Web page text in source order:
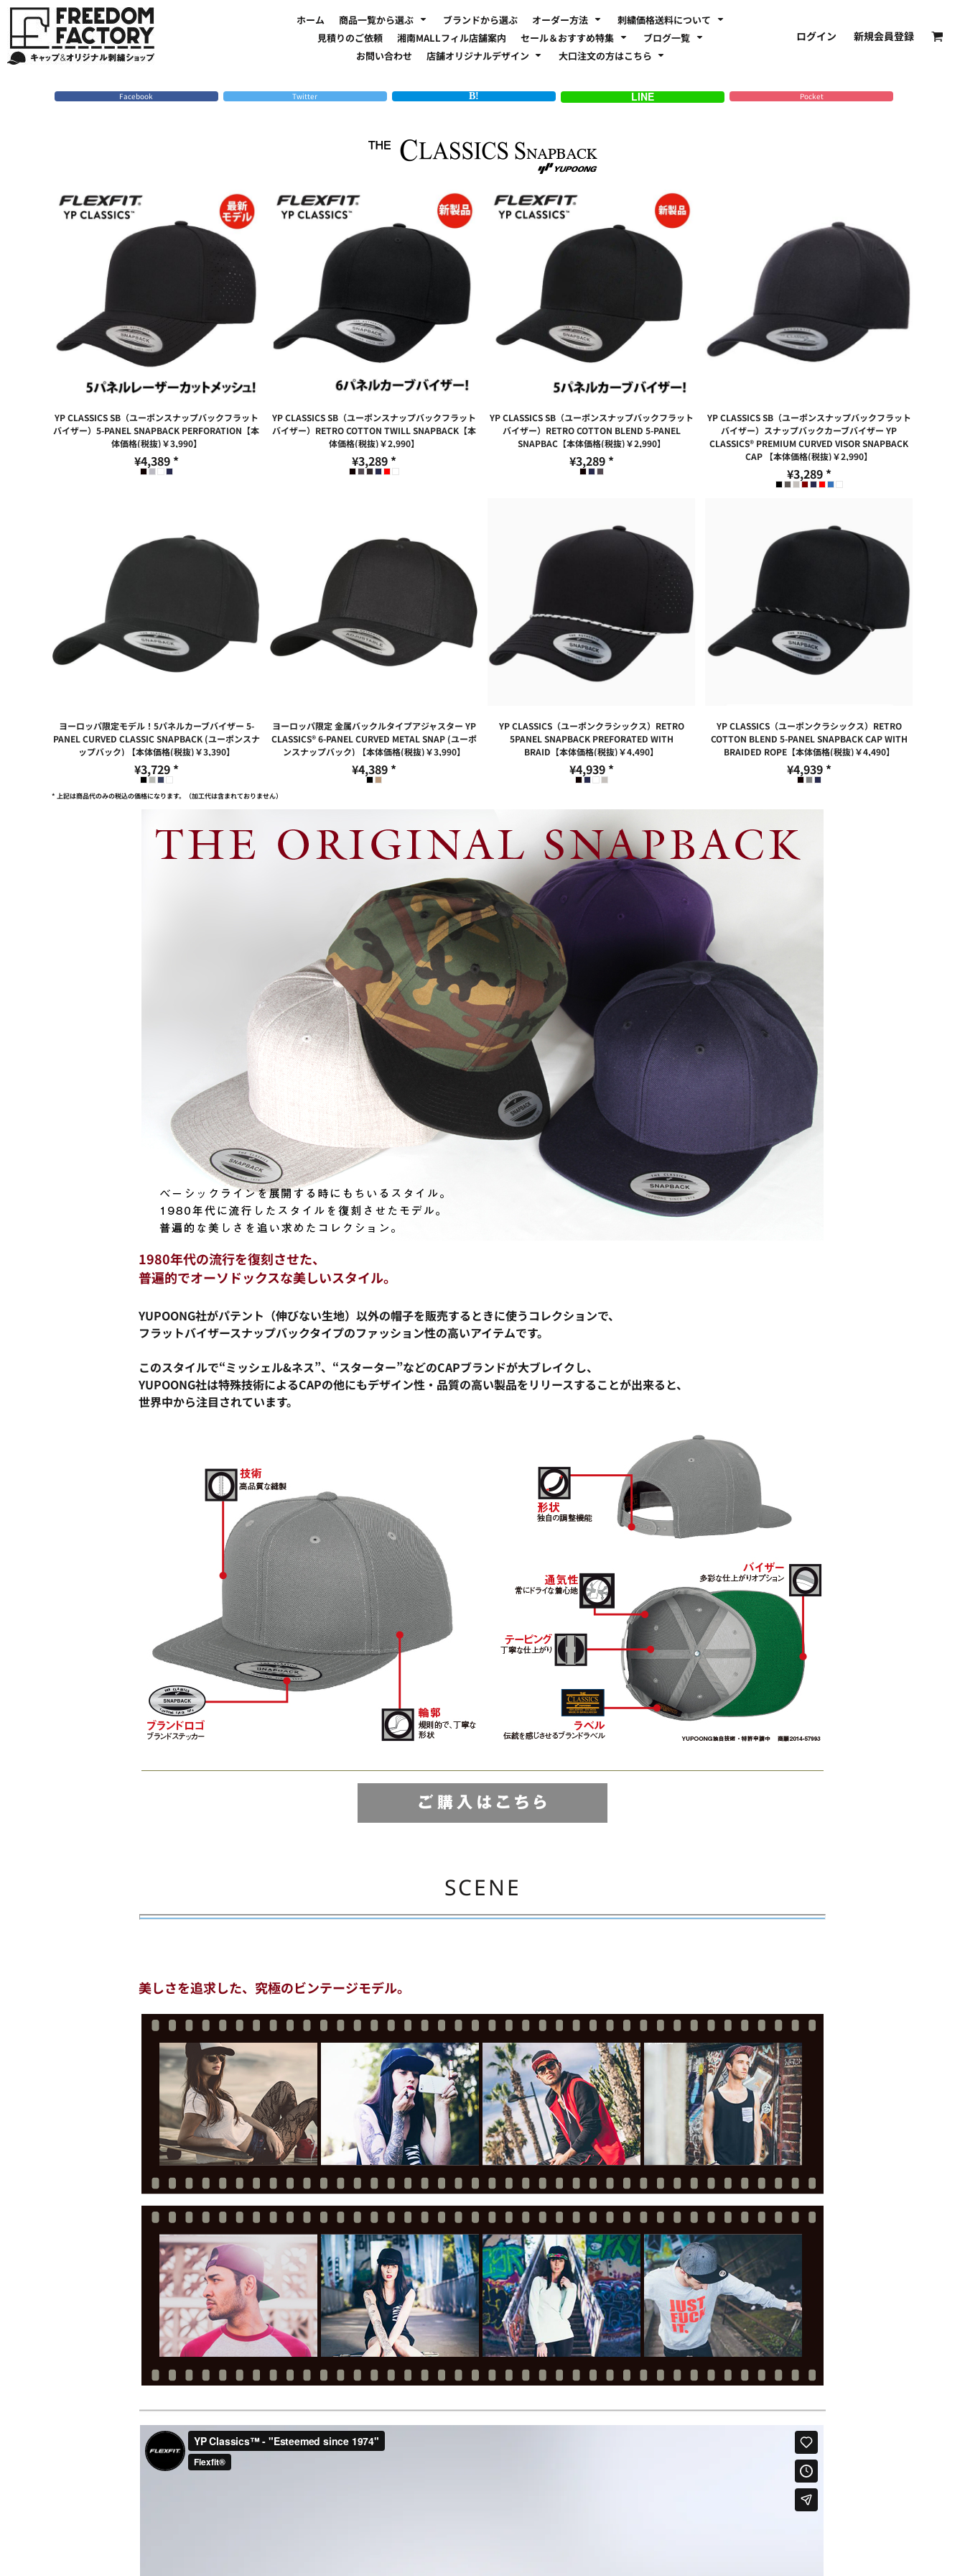
ホーム 商品一覧から選ぶ ブランドから選ぶ オーダー方法
刺繍価格送料について
見積りのご依頼
湘南MALLフィル店舗案内 セール＆おすすめ特集
ブログ一覧
お問い合わせ
店舗オリジナルデザイン 大口注文の方はこちら
ログイン 新規会員登録
Facebook Twitter Pocket
YP CLASSICS SB（ユーポンスナップバックフラット
バイザー）5-PANEL SNAPBACK PERFORATION【本
体価格(税抜)￥3,990】
¥4,389 *
YP CLASSICS SB（ユーポンスナップバックフラット
バイザー）RETRO COTTON TWILL SNAPBACK【本
体価格(税抜)￥2,990】
¥3,289 *
YP CLASSICS SB（ユーポンスナップバックフラット
バイザー）RETRO COTTON BLEND 5-PANEL
SNAPBAC【本体価格(税抜)￥2,990】
¥3,289 *
YP CLASSICS SB（ユーポンスナップバックフラット
バイザー）スナップバックカーブバイザー YP
CLASSICS® PREMIUM CURVED VISOR SNAPBACK
CAP 【本体価格(税抜)￥2,990】
¥3,289 *
ヨーロッパ限定モデル！5パネルカーブバイザー 5-
PANEL CURVED CLASSIC SNAPBACK (ユーポンスナ
ップバック) 【本体価格(税抜)￥3,390】
¥3,729 *
ヨーロッパ限定 金属バックルタイプアジャスター YP
CLASSICS® 6-PANEL CURVED METAL SNAP (ユーポ
ンスナップバック) 【本体価格(税抜)￥3,990】
¥4,389 *
YP CLASSICS（ユーポンクラシックス）RETRO
5PANEL SNAPBACK PREFORATED WITH
BRAID【本体価格(税抜)￥4,490】
¥4,939 *
YP CLASSICS（ユーポンクラシックス）RETRO
COTTON BLEND 5-PANEL SNAPBACK CAP WITH
BRAIDED ROPE【本体価格(税抜)￥4,490】
¥4,939 *
* 上記は商品代のみの税込の価格になります。（加工代は含まれておりません）
1980年代の流行を復刻させた、
普遍的でオーソドックスな美しいスタイル。
YUPOONG社がパテント（伸びない生地）以外の帽子を販売するときに使うコレクションで、
フラットバイザースナップバックタイプのファッション性の高いアイテムです。
このスタイルで“ミッシェル&ネス”、“スターター”などのCAPブランドが大ブレイクし、
YUPOONG社は特殊技術によるCAPの他にもデザイン性・品質の高い製品をリリースすることが出来ると、
世界中から注目されています。
SCENE
美しさを追求した、究極のビンテージモデル。
ホーム
商品一覧から選ぶ
商品一覧から選ぶ
オーダー方法
セール＆おすすめ特集
セール＆おすすめ特集
お問い合わせ
店舗オリジナルデザイン
店舗オリジナルデザイン
大口注文の方はこちら
大口注文の方はこちら
ログイン
カート：0点
新着おすすめ商品
セール
NEW ERA BLANK CAP(ニューエラ 無地キャップ）
FLEXFIT/YUPOONG（フレックスフィット/ユーポン 無地キャップ）
アクセサリー
NEW ERA ニューエラライセンス
47BLAND-MLB(フォーティセブン MLB）
MLB メジャーリーグチーム
NBA バスケットボールチーム
その他ライセンスキャップ
ブランクキャップ無地キャップ
シーン・用途別
キャラクターワッペン
もっと見る...
オリジナル刺繍をオーダー
文字でデザインする場合
お客様のデザインをアップロードする場合
ネットで購入した方で再注文したい方へ
【帽子】刺繍価格について
【アパレル】刺繍価格について
送料について
オリジナル刺繍製作事例
バッグやTシャツにも刺繍可能
59FIFTYとは?
ユーポン/フレックスフィットとは
ユナイテッドアスレ取り扱い開始!
商品紹介・新着情報
刺繍・デザインの知識
刺繍ミシン・設備紹介
帽子のメンテナンス他
FREEDOM
アルファベット3D刺繍 花文字A A-Z
ワッペン
湘南
法人・企業向け商品特集
イベント・販促向け商品特集
学校・部活向け商品特集